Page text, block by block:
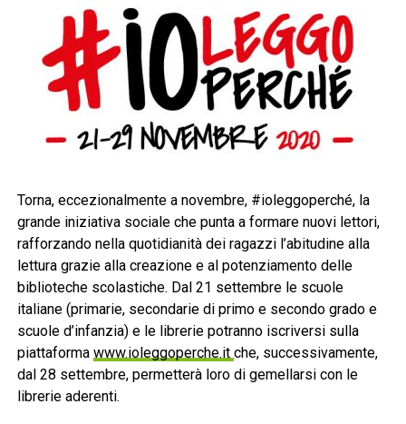
Torna, eccezionalmente a novembre, #ioleggoperché, la
grande iniziativa sociale che punta a formare nuovi lettori,
rafforzando nella quotidianità dei ragazzi l’abitudine alla
lettura grazie alla creazione e al potenziamento delle
biblioteche scolastiche. Dal 21 settembre le scuole
italiane (primarie, secondarie di primo e secondo grado e
scuole d’infanzia) e le librerie potranno iscriversi sulla
piattaforma www.ioleggoperche.it che, successivamente,
dal 28 settembre, permetterà loro di gemellarsi con le
librerie aderenti.